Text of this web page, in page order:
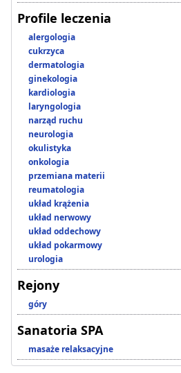
Profile leczenia
alergologia
cukrzyca
dermatologia
ginekologia
kardiologia
laryngologia
narząd ruchu
neurologia
okulistyka
onkologia
przemiana materii
reumatologia
układ krążenia
układ nerwowy
układ oddechowy
układ pokarmowy
urologia
Rejony
góry
Sanatoria SPA
masaże relaksacyjne